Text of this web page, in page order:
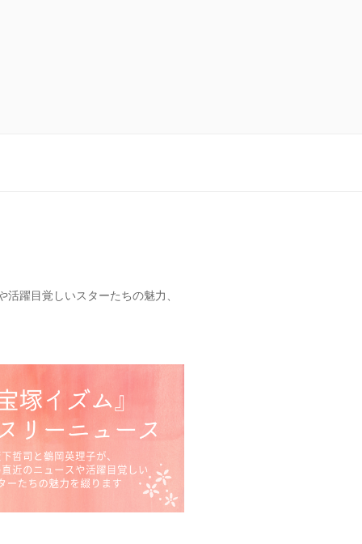
躍目覚しいスターたちの魅力、